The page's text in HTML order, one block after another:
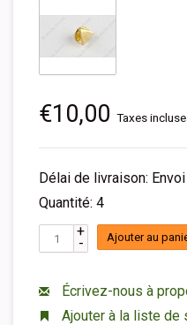
€10,00 Taxes
Délai de livraison:
Quantité: 4
+
- Ajouter au
Écrivez-nous à
Ajouter à la liste de